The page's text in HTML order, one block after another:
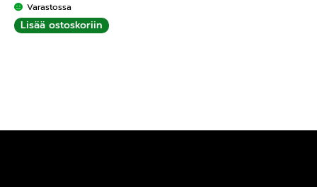
Varastossa
Lisää ostoskoriin